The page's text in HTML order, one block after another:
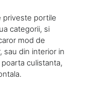
priveste portile
categorii, si
mod de
sau din interior in
culistanta,